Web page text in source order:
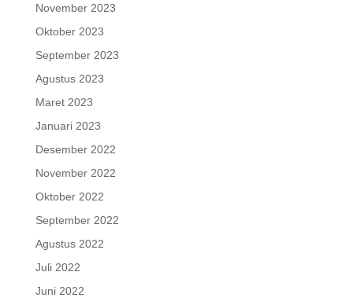
November 2023
Oktober 2023
September 2023
Agustus 2023
Maret 2023
Januari 2023
Desember 2022
November 2022
Oktober 2022
September 2022
Agustus 2022
Juli 2022
Juni 2022